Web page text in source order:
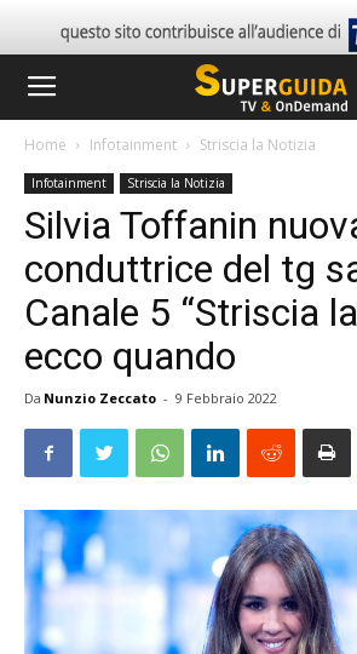
Home Infotainment Striscia la Notizia
Infotainment Striscia la Notizia
Silvia Toffanin
conduttrice del tg
Canale 5 “Striscia
ecco quando
Da Nunzio Zeccato - 9 Febbraio 2022